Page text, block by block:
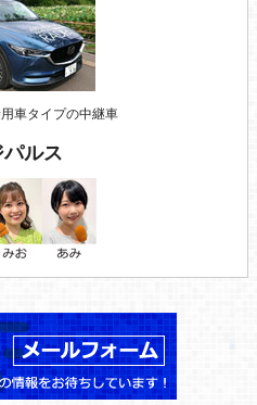
車タイプの中継車
パルス